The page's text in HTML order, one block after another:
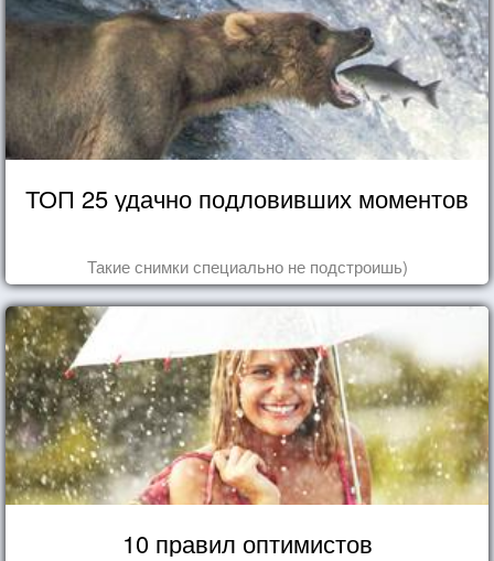
ТОП 25 удачно подловивших моментов
Такие снимки специально не подстроишь)
10 правил оптимистов